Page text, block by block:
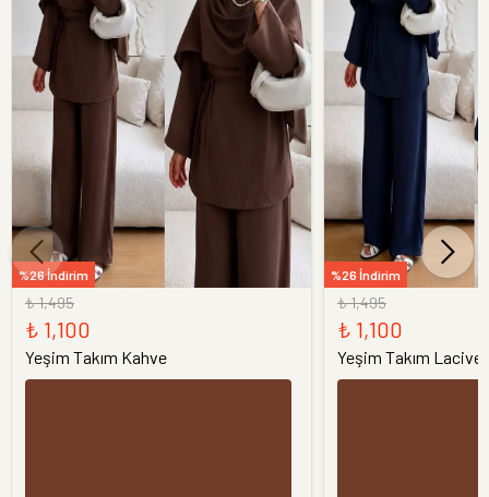
%26 İndirim
₺ 1,495
₺ 1,100
Yeşim Takım Kahve
%26 İndirim
₺ 1,495
₺ 1,100
Yeşim Takım